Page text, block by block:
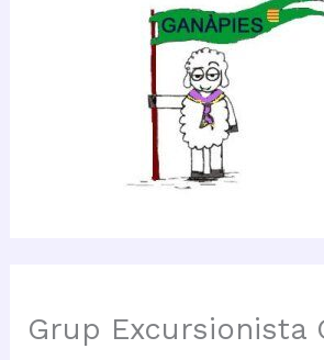
Grup Excursionista